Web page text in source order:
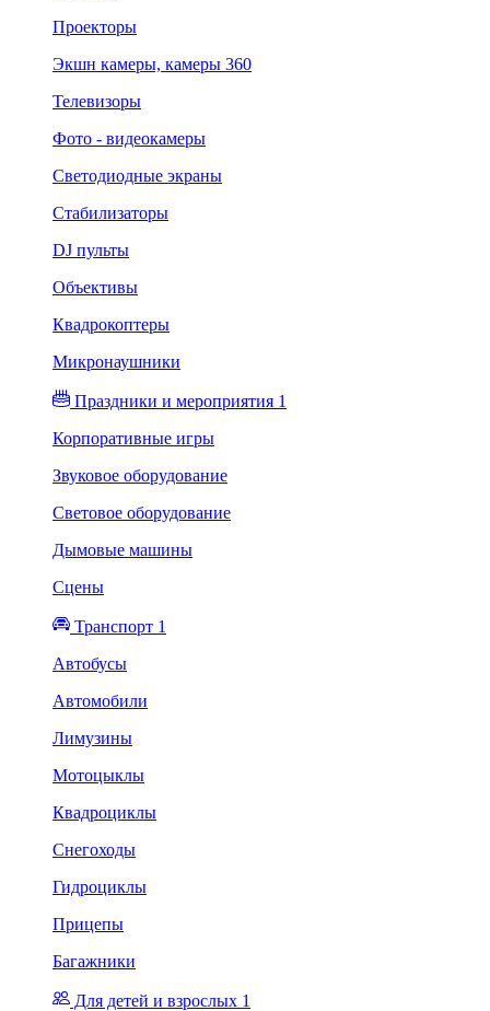
Проекторы
Экшн камеры, камеры 360
Телевизоры
Фото - видеокамеры
Светодиодные экраны
Стабилизаторы
DJ пульты
Объективы
Квадрокоптеры
Микронаушники
Праздники и мероприятия 1
Корпоративные игры
Звуковое оборудование
Световое оборудование
Дымовые машины
Сцены
Транспорт 1
Автобусы
Автомобили
Лимузины
Мотоцыклы
Квадроциклы
Снегоходы
Гидроциклы
Прицепы
Багажники
Для детей и взрослых 1